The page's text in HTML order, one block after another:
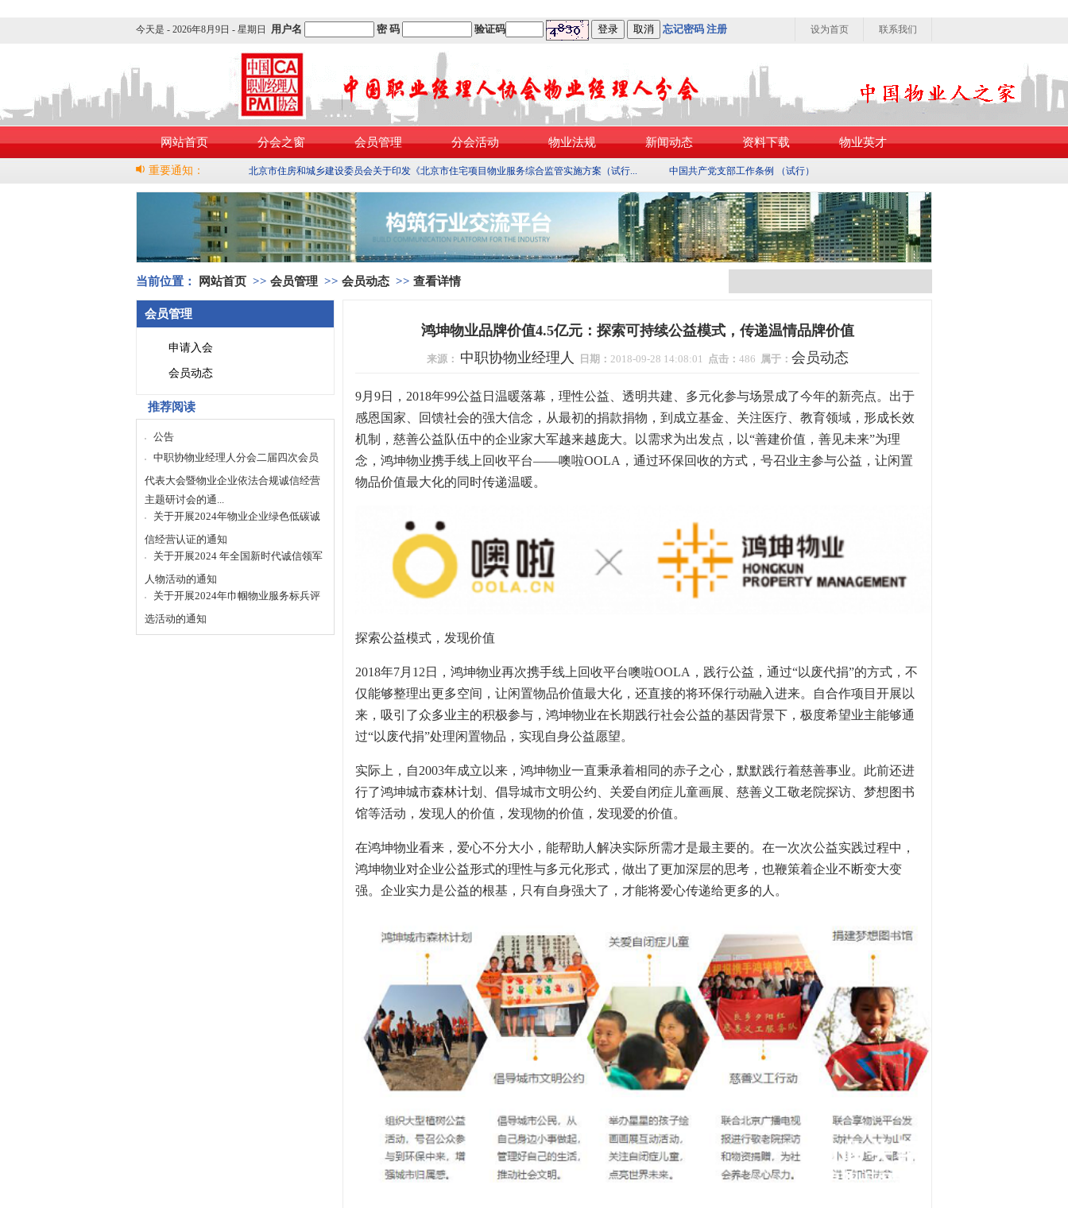
今天是 - 2026年8月9日 - 星期日 用户名 密 码 验证码 忘记密码 注册 联系我们
设为首页
网站首页 分会之窗 会员管理 分会活动 物业法规 新闻动态 资料下载 物业英才
重要通知： 北京市住房和城乡建设委员会关于印发《北京市住宅项目物业服务综合监管实施方案（试行... 中国共产党支部工作条例 （试行）
当前位置： 网站首页 >> 会员管理 >> 会员动态 >> 查看详情
会员管理
申请入会
会员动态
推荐阅读
公告
中职协物业经理人分会二届四次会员
代表大会暨物业企业依法合规诚信经营
主题研讨会的通...
关于开展2024年物业企业绿色低碳诚
信经营认证的通知
关于开展2024 年全国新时代诚信领军
人物活动的通知
关于开展2024年巾帼物业服务标兵评
选活动的通知
鸿坤物业品牌价值4.5亿元：探索可持续公益模式，传递温情品牌价值
来源： 中职协物业经理人 日期： 2018-09-28 14:08:01 点击： 486 属于： 会员动态
9月9日，2018年99公益日温暖落幕，理性公益、透明共建、多元化参与场景成了今年的新亮点。出于
感恩国家、回馈社会的强大信念，从最初的捐款捐物，到成立基金、关注医疗、教育领域，形成长效
机制，慈善公益队伍中的企业家大军越来越庞大。以需求为出发点，以“善建价值，善见未来”为理
念，鸿坤物业携手线上回收平台——噢啦OOLA，通过环保回收的方式，号召业主参与公益，让闲置
物品价值最大化的同时传递温暖。
探索公益模式，发现价值
2018年7月12日，鸿坤物业再次携手线上回收平台噢啦OOLA，践行公益，通过“以废代捐”的方式，不
仅能够整理出更多空间，让闲置物品价值最大化，还直接的将环保行动融入进来。自合作项目开展以
来，吸引了众多业主的积极参与，鸿坤物业在长期践行社会公益的基因背景下，极度希望业主能够通
过“以废代捐”处理闲置物品，实现自身公益愿望。
实际上，自2003年成立以来，鸿坤物业一直秉承着相同的赤子之心，默默践行着慈善事业。此前还进
行了鸿坤城市森林计划、倡导城市文明公约、关爱自闭症儿童画展、慈善义工敬老院探访、梦想图书
馆等活动，发现人的价值，发现物的价值，发现爱的价值。
在鸿坤物业看来，爱心不分大小，能帮助人解决实际所需才是最主要的。在一次次公益实践过程中，
鸿坤物业对企业公益形式的理性与多元化形式，做出了更加深层的思考，也鞭策着企业不断变大变
强。企业实力是公益的根基，只有自身强大了，才能将爱心传递给更多的人。